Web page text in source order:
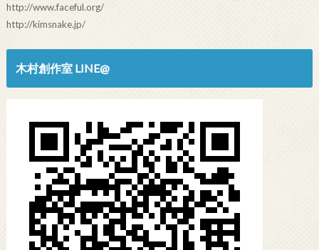
http://www.faceful.org/
http://kimsnake.jp/
木村創作室 LINE@